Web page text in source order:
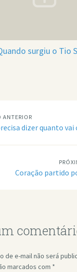
surgiu o Tio
ANTERIOR
dizer quanto vai
Coração partido
de e-mail não será
marcados com *